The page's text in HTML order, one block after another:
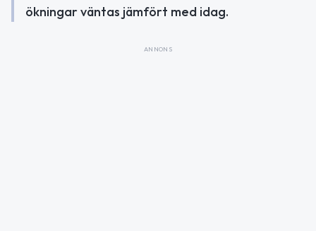
ökningar väntas jämfört med idag.
ANNONS